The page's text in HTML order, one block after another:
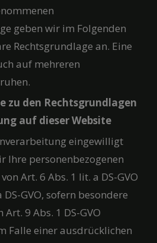
geben wir im Folgenden
Rechtsgrundlage an. Eine
auf mehreren
zu den Rechtsgrundlagen
auf dieser Website
eingewilligt
Ihre personenbezogenen
Art. 6 Abs. 1 lit. a DS-GVO
GVO, sofern besondere
9 Abs. 1 DS-GVO
Falle einer ausdrücklichen